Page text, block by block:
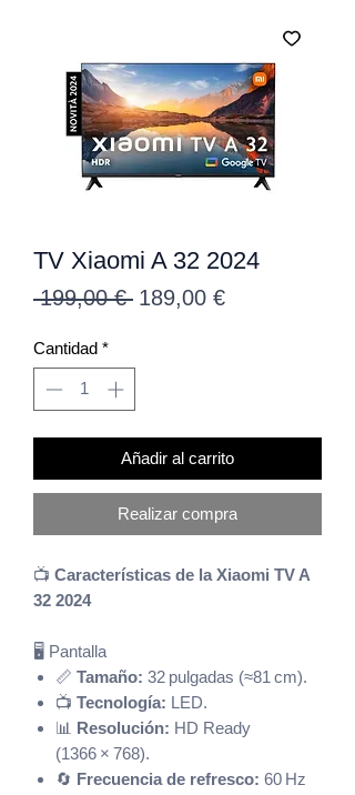
TV Xiaomi A 32 2024
199,00 € Precio
189,00 €Precio
Cantidad *
Añadir al carrito
Realizar compra
📺 Características de la Xiaomi TV A
32 2024
🖥️ Pantalla
📏 Tamaño: 32 pulgadas (≈81 cm).
📺 Tecnología: LED.
📊 Resolución: HD Ready
(1366 × 768).
🔄 Frecuencia de refresco: 60 Hz